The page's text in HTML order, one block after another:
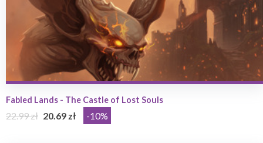
Fabled Lands - The Castle of Lost Souls
22.99 zł 20.69 zł -10%